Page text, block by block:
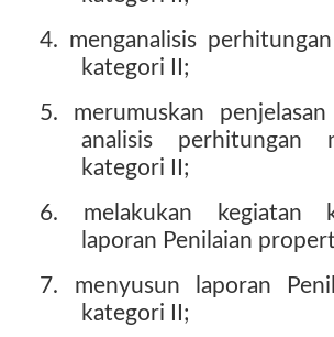
4. menganalisis
kategori II;
5. merumuskan
analisis perhitungan
kategori II;
6. melakukan kegiatan
laporan Penilaian
7. menyusun laporan
kategori II;